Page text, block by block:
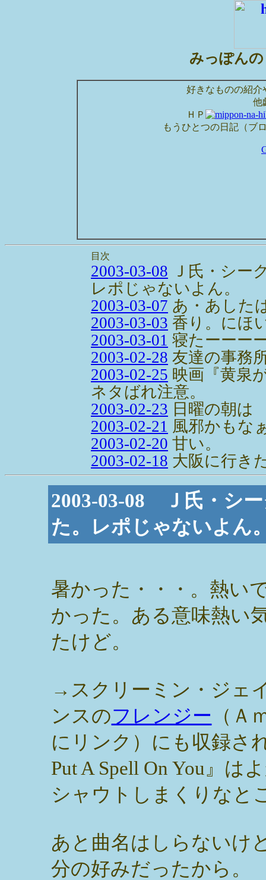
みっぽん
好きなものの紹介
他
ＨＰ
もうひとつの日記（ブ
目次
2003-03-08 Ｊ氏・シー
レポじゃないよん。
2003-03-07 あ・あした
2003-03-03 香り。にほ
2003-03-01 寝たーーー
2003-02-28 友達の事務
2003-02-25 映画『黄泉
ネタばれ注意。
2003-02-23 日曜の朝は
2003-02-21 風邪かもな
2003-02-20 甘い。
2003-02-18 大阪に行き
2003-03-08 Ｊ氏・シ
た。レポじゃないよん
暑かった・・・。熱い
かった。ある意味熱い
たけど。
→スクリーミン・ジェ
ンスのフレンジー （Ａ
にリンク）にも収録さ
Put A Spell On You』は
シャウトしまくりなと
あと曲名はしらないけ
分の好みだったから。